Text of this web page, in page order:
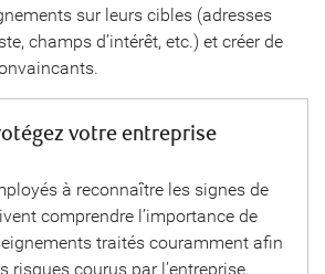
sur leurs cibles (adresses
champs d’intérêt, etc.) et créer de
votre entreprise
à reconnaître les signes de
comprendre l’importance de
traités couramment afin
risques courus par l’entreprise.